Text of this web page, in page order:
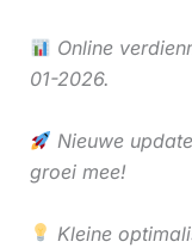
Online
01-2026.
Nieuwe
groei mee!
Kleine